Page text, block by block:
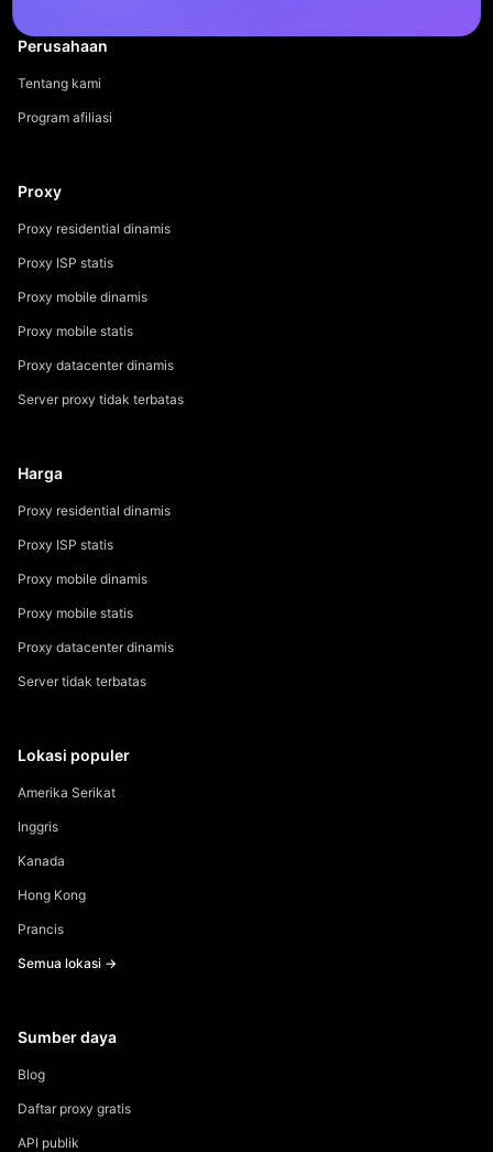
Perusahaan
Tentang kami
Program afiliasi
Proxy
Proxy residential dinamis
Proxy ISP statis
Proxy mobile dinamis
Proxy mobile statis
Proxy datacenter dinamis
Server proxy tidak terbatas
Harga
Proxy residential dinamis
Proxy ISP statis
Proxy mobile dinamis
Proxy mobile statis
Proxy datacenter dinamis
Server tidak terbatas
Lokasi populer
Amerika Serikat
Inggris
Kanada
Hong Kong
Prancis
Semua lokasi →
Sumber daya
Blog
Daftar proxy gratis
API publik